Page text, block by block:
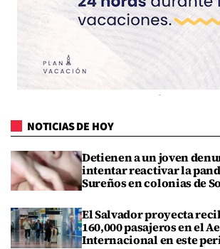
NOTICIAS DE HOY
Detienen a un joven
intentar reactivar la
Sureños en colonias de
El Salvador proyecta
160,000 pasajeros en el
Internacional en este